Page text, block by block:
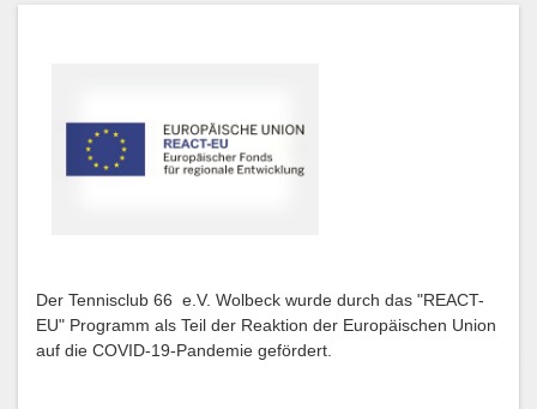
Der Tennisclub 66 e.V. Wolbeck wurde durch das "REACT-
EU" Programm als Teil der Reaktion der Europäischen Union
auf die COVID-19-Pandemie gefördert.